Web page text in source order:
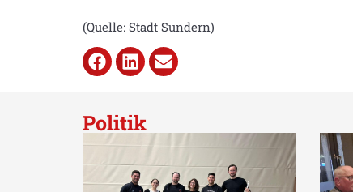
(Quelle: Stadt Sundern)
Politik